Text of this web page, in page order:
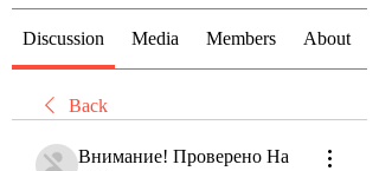
Discussion Media Members About
Back
Внимание! Проверено На